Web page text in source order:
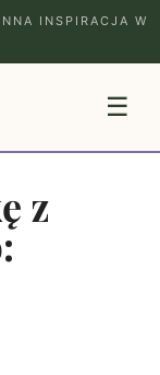
INSPIRACJA W
☰
z